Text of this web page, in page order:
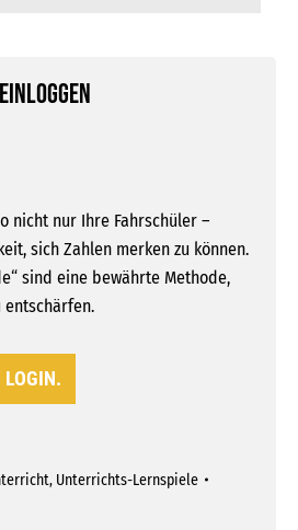
nicht nur Ihre Fahrschüler –
sich Zahlen merken zu können.
sind eine bewährte Methode,
entschärfen.
, Unterrichts-Lernspiele